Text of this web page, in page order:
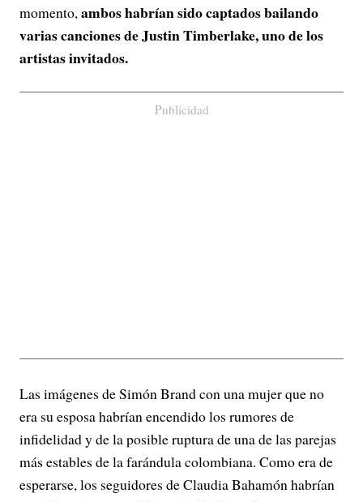
momento,ambos habrían sido captados bailando
varias canciones de Justin Timberlake, uno de los
artistas invitados.
Publicidad
Las imágenes de Simón Brand con una mujer que no
era su esposa habrían encendido los rumores de
infidelidad y de la posible ruptura de una de las parejas
más estables de la farándula colombiana. Como era de
esperarse, los seguidores de Claudia Bahamón habrían